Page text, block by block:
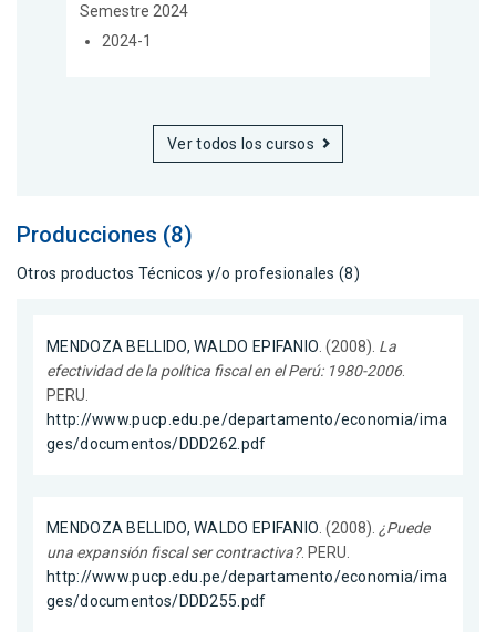
Semestre 2024
2024-1
Ver todos los cursos
Producciones (8)
Otros productos Técnicos y/o profesionales (8)
MENDOZA BELLIDO, WALDO EPIFANIO. (2008). La
efectividad de la política fiscal en el Perú: 1980-2006.
PERU.
http://www.pucp.edu.pe/departamento/economia/ima
ges/documentos/DDD262.pdf
MENDOZA BELLIDO, WALDO EPIFANIO. (2008).¿Puede
una expansión fiscal ser contractiva?. PERU.
http://www.pucp.edu.pe/departamento/economia/ima
ges/documentos/DDD255.pdf